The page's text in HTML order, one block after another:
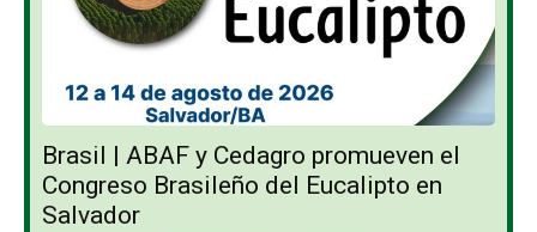
Brasil | ABAF y Cedagro promueven el
Congreso Brasileño del Eucalipto en
Salvador